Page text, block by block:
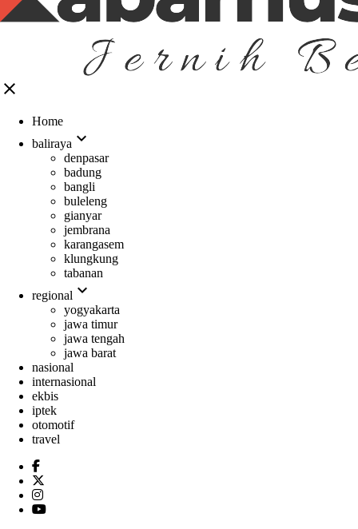
close
Home
baliraya expand_more
denpasar
badung
bangli
buleleng
gianyar
jembrana
karangasem
klungkung
tabanan
regional expand_more
yogyakarta
jawa timur
jawa tengah
jawa barat
nasional
internasional
ekbis
iptek
otomotif
travel